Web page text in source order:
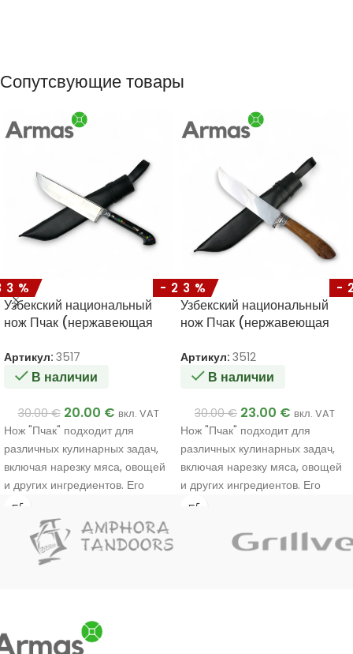
Сопутсвующие товары
Узбекский национальный
нож Пчак (нержавеющая
Артикул: 3517
В наличии
30.00€ 20.00 € вкл. VAT
Нож "Пчак" подходит для
различных кулинарных задач,
включая нарезку мяса, овощей
и других ингредиентов. Его
уникальный дизайн и
материалы обеспечивают
прочность и эффективность в
использовании.
-23%
Узбекский национальный
нож Пчак (нержавеющая
Артикул: 3512
В наличии
30.00€ 23.00 € вкл. VAT
Нож "Пчак" подходит для
различных кулинарных задач,
включая нарезку мяса, овощей
и других ингредиентов. Его
уникальный дизайн и
прочность и эффективность в
-